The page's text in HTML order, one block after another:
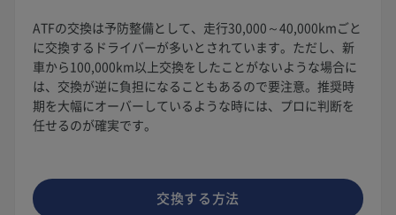
ATFの交換は予防整備として、走行30,000～40,000kmごと
に交換するドライバーが多いとされています。ただし、新
車から100,000km以上交換をしたことがないような場合に
は、交換が逆に負担になることもあるので要注意。推奨時
期を大幅にオーバーしているような時には、プロに判断を
任せるのが確実です。
交換する方法